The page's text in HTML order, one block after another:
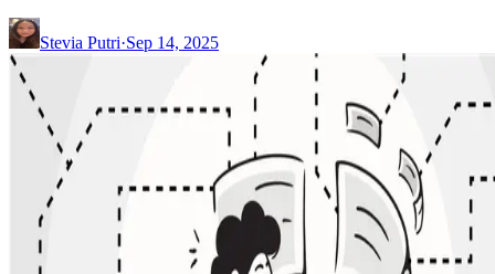
Stevia Putri·Sep 14, 2025